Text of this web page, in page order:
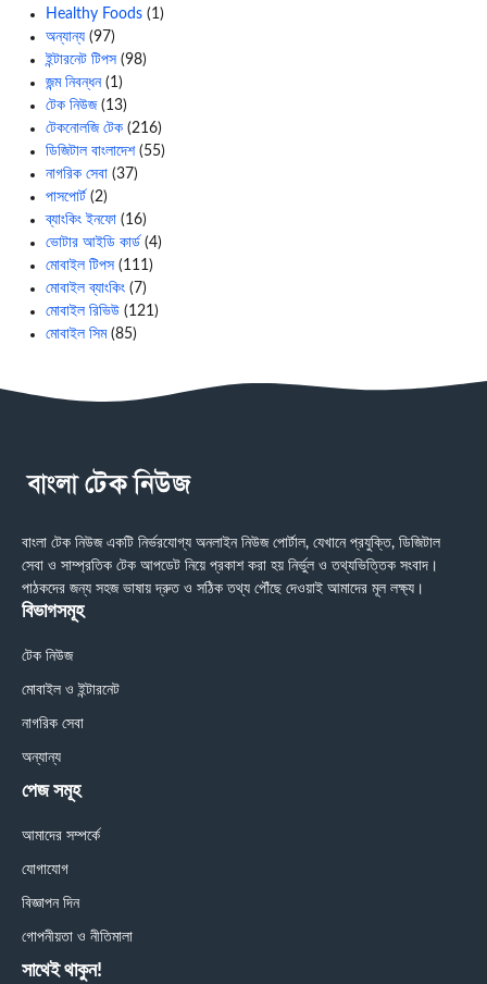
Healthy Foods (1)
অন্যান্য (97)
ইন্টারনেট টিপস (98)
জন্ম নিবন্ধন(1)
টেক নিউজ(13)
টেকনোলজি টেক (216)
ডিজিটাল বাংলাদেশ(55)
নাগরিক সেবা (37)
পাসপোর্ট (2)
ব্যাংকিং ইনফো (16)
ভোটার আইডি কার্ড (4)
মোবাইল টিপস (111)
মোবাইল ব্যাংকিং (7)
মোবাইল রিভিউ (121)
মোবাইল সিম(85)
বাংলা টেক নিউজ একটি নির্ভরযোগ্য অনলাইন নিউজ পোর্টাল, যেখানে প্রযুক্তি, ডিজিটাল
সেবা ও সাম্প্রতিক টেক আপডেট নিয়ে প্রকাশ করা হয় নির্ভুল ও তথ্যভিত্তিক সংবাদ।
পাঠকদের জন্য সহজ ভাষায় দ্রুত ও সঠিক তথ্য পৌঁছে দেওয়াই আমাদের মূল লক্ষ্য।
বিভাগসমূহ
টেক নিউজ
মোবাইল ও ইন্টারনেট
নাগরিক সেবা
অন্যান্য
পেজ সমূহ
আমাদের সম্পর্কে
যোগাযোগ
বিজ্ঞাপন দিন
গোপনীয়তা ও নীতিমালা
সাথেই থাকুন!